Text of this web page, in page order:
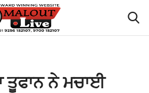
ਤੂਫਾਨ ਨੇ ਮਚਾਈ